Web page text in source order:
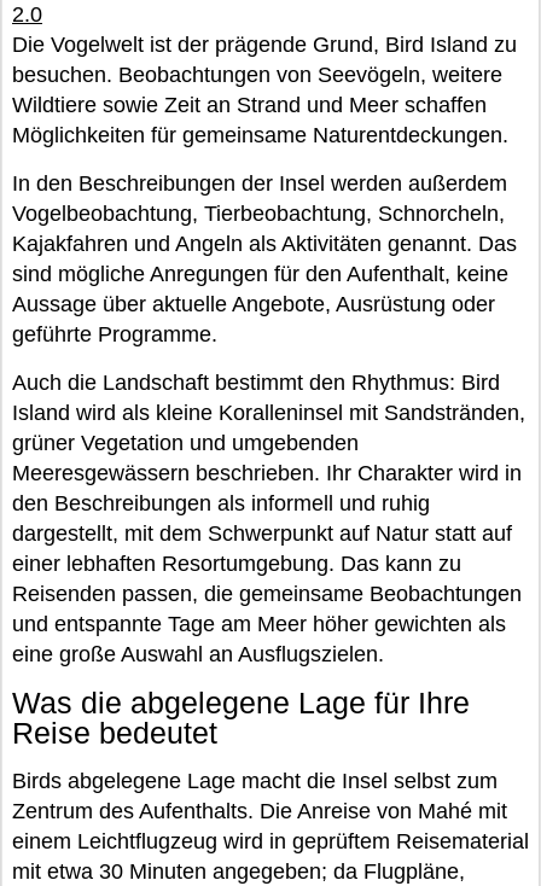
2.0
Die Vogelwelt ist der prägende Grund, Bird Island zu
besuchen. Beobachtungen von Seevögeln, weitere
Wildtiere sowie Zeit an Strand und Meer schaffen
Möglichkeiten für gemeinsame Naturentdeckungen.
In den Beschreibungen der Insel werden außerdem
Vogelbeobachtung, Tierbeobachtung, Schnorcheln,
Kajakfahren und Angeln als Aktivitäten genannt. Das
sind mögliche Anregungen für den Aufenthalt, keine
Aussage über aktuelle Angebote, Ausrüstung oder
geführte Programme.
Auch die Landschaft bestimmt den Rhythmus: Bird
Island wird als kleine Koralleninsel mit Sandstränden,
grüner Vegetation und umgebenden
Meeresgewässern beschrieben. Ihr Charakter wird in
den Beschreibungen als informell und ruhig
dargestellt, mit dem Schwerpunkt auf Natur statt auf
einer lebhaften Resortumgebung. Das kann zu
Reisenden passen, die gemeinsame Beobachtungen
und entspannte Tage am Meer höher gewichten als
eine große Auswahl an Ausflugszielen.
Was die abgelegene Lage für Ihre
Reise bedeutet
Birds abgelegene Lage macht die Insel selbst zum
Zentrum des Aufenthalts. Die Anreise von Mahé mit
einem Leichtflugzeug wird in geprüftem Reisematerial
mit etwa 30 Minuten angegeben; da Flugpläne,